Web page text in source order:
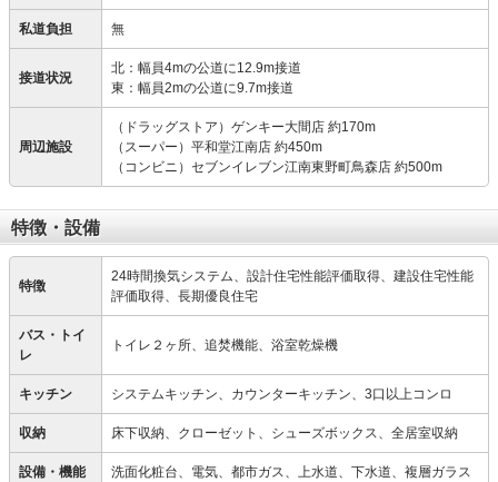
私道負担 無
接道状況
北：幅員4mの公道に12.9m接道
東：幅員2mの公道に9.7m接道
周辺施設
（ドラッグストア）ゲンキー大間店 約170m
（スーパー）平和堂江南店 約450m
（コンビニ）セブンイレブン江南東野町鳥森店 約500m
特徴・設備
特徴
24時間換気システム、設計住宅性能評価取得、建設住宅性能
評価取得、長期優良住宅
バス・トイ
レ
トイレ２ヶ所、追焚機能、浴室乾燥機
キッチン システムキッチン、カウンターキッチン、3口以上コンロ
収納 床下収納、クローゼット、シューズボックス、全居室収納
設備・機能 洗面化粧台、電気、都市ガス、上水道、下水道、複層ガラス